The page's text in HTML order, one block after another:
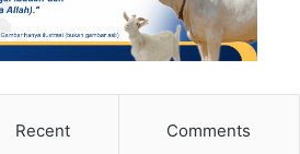
Recent Comments